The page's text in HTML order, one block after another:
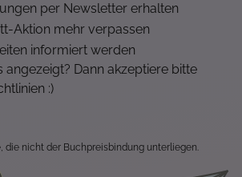
per Newsletter erhalten
Aktion mehr verpassen
informiert werden
angezeigt? Dann akzeptiere bitte
:)
die nicht der Buchpreisbindung unterliegen.